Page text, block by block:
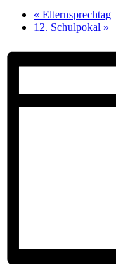
« Elternsprechtag
12. Schulpokal »